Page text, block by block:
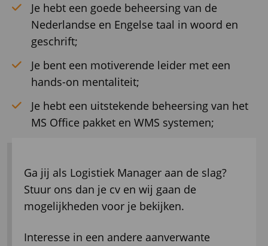
Je hebt een goede beheersing van de
Nederlandse en Engelse taal in woord en
geschrift;
Je bent een motiverende leider met een
hands-on mentaliteit;
Je hebt een uitstekende beheersing van het
MS Office pakket en WMS systemen;
Ga jij als Logistiek Manager aan de slag?
Stuur ons dan je cv en wij gaan de
mogelijkheden voor je bekijken.
Interesse in een andere aanverwante